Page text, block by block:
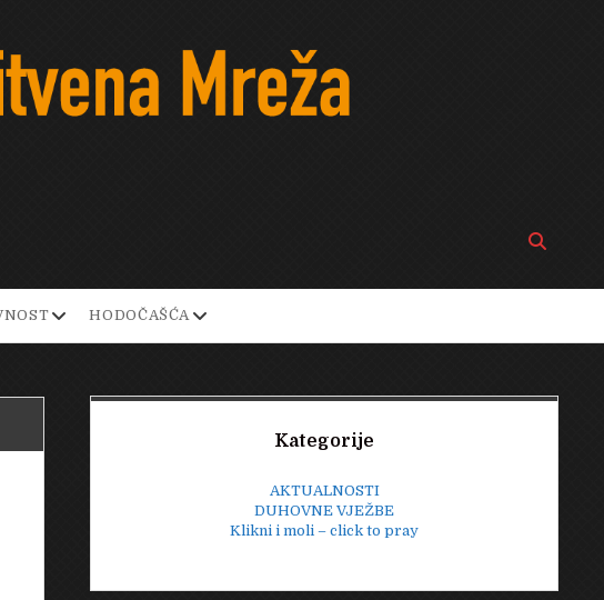
Open
bar
open
menu
HODOČAŠĆA open
menu
Sidebar
Kategorije
AKTUALNOSTI
DUHOVNE VJEŽBE
Klikni i moli – click to pray